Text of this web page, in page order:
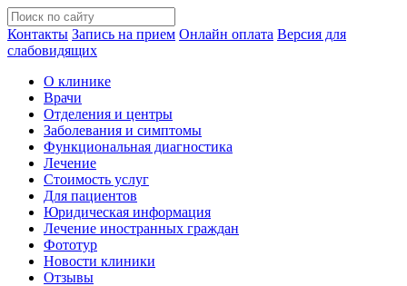
Контакты Запись на прием Онлайн оплата Версия для
слабовидящих
О клинике
Врачи
Отделения и центры
Заболевания и симптомы
Функциональная диагностика
Лечение
Стоимость услуг
Для пациентов
Юридическая информация
Лечение иностранных граждан
Фототур
Новости клиники
Отзывы